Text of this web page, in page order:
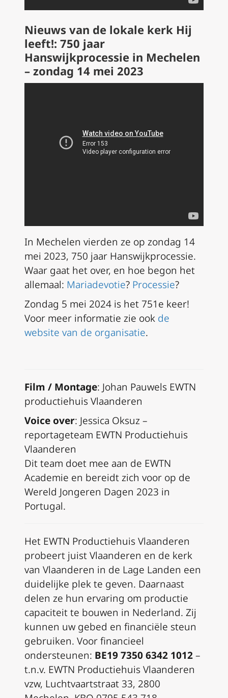
Nieuws van de lokale kerk Hij
leeft!: 750 jaar
Hanswijkprocessie in Mechelen
– zondag 14 mei 2023
In Mechelen vierden ze op zondag 14
mei 2023, 750 jaar Hanswijkprocessie.
Waar gaat het over, en hoe begon het
allemaal: Mariadevotie? Processie?
Zondag 5 mei 2024 is het 751e keer!
Voor meer informatie zie ook de
website van de organisatie.
Film / Montage: Johan Pauwels EWTN
productiehuis Vlaanderen
Voice over: Jessica Oksuz –
reportageteam EWTN Productiehuis
Vlaanderen
Dit team doet mee aan de EWTN
Academie en bereidt zich voor op de
Wereld Jongeren Dagen 2023 in
Portugal.
Het EWTN Productiehuis Vlaanderen
probeert juist Vlaanderen en de kerk
van Vlaanderen in de Lage Landen een
duidelijke plek te geven. Daarnaast
delen ze hun ervaring om productie
capaciteit te bouwen in Nederland. Zij
kunnen uw gebed en financiële steun
gebruiken. Voor financieel
ondersteunen: BE19 7350 6342 1012–
t.n.v. EWTN Productiehuis Vlaanderen
vzw, Luchtvaartstraat 33, 2800